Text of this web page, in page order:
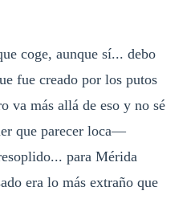
coge, aunque sí... debo
fue creado por los putos
va más allá de eso y no sé
que parecer loca—
para Mérida
era lo más extraño que